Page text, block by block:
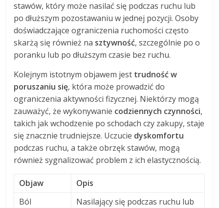
stawów, który może nasilać się podczas ruchu lub
po dłuższym pozostawaniu w jednej pozycji. Osoby
doświadczające ograniczenia ruchomości często
skarżą się również na sztywność, szczególnie po o
poranku lub po dłuższym czasie bez ruchu.
Kolejnym istotnym objawem jest trudność w
poruszaniu się, która może prowadzić do
ograniczenia aktywności fizycznej. Niektórzy mogą
zauważyć, że wykonywanie codziennych czynności,
takich jak wchodzenie po schodach czy zakupy, staje
się znacznie trudniejsze. Uczucie dyskomfortu
podczas ruchu, a także obrzęk stawów, mogą
również sygnalizować problem z ich elastycznością.
Objaw
Opis
Ból
Nasilający się podczas ruchu lub